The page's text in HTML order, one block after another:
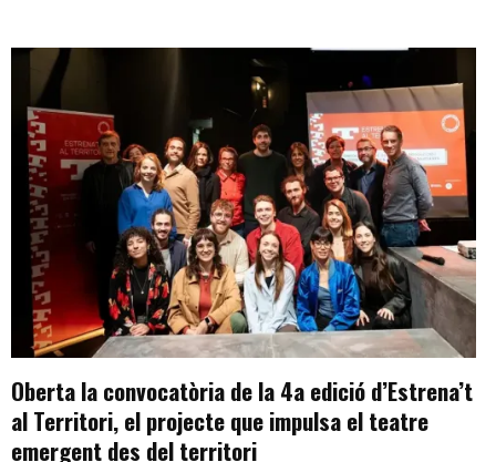
Oberta la convocatòria de la 4a edició d’Estrena’t
al Territori, el projecte que impulsa el teatre
emergent des del territori